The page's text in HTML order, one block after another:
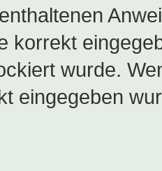
korrekt
wurde.
eingegeben